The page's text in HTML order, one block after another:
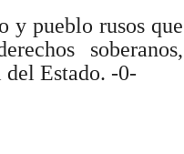
y pueblo rusos que
soberanos,
Estado. -0-